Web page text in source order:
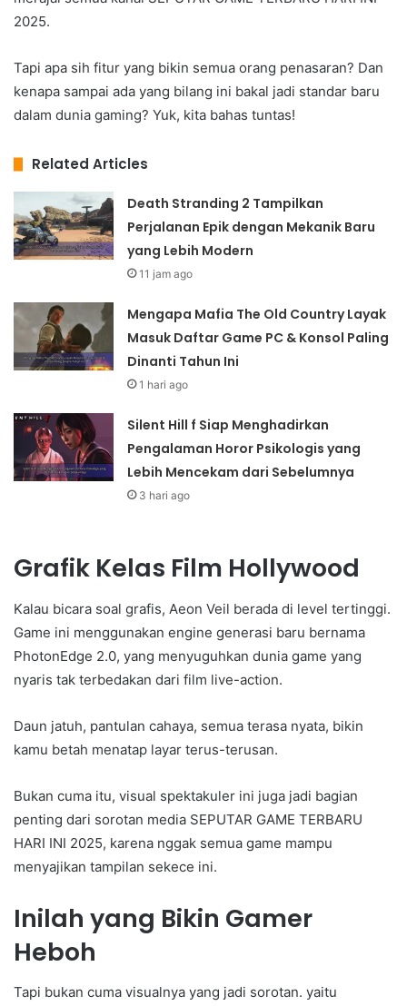
2025.
Tapi apa sih fitur yang bikin semua orang penasaran? Dan
kenapa sampai ada yang bilang ini bakal jadi standar baru
dalam dunia gaming? Yuk, kita bahas tuntas!
Related Articles
Death Stranding 2 Tampilkan
Perjalanan Epik dengan Mekanik Baru
yang Lebih Modern
11 jam ago
Mengapa Mafia The Old Country Layak
Masuk Daftar Game PC & Konsol Paling
Dinanti Tahun Ini
1 hari ago
Silent Hill f Siap Menghadirkan
Pengalaman Horor Psikologis yang
Lebih Mencekam dari Sebelumnya
3 hari ago
Grafik Kelas Film Hollywood
Kalau bicara soal grafis, Aeon Veil berada di level tertinggi.
Game ini menggunakan engine generasi baru bernama
PhotonEdge 2.0, yang menyuguhkan dunia game yang
nyaris tak terbedakan dari film live-action.
Daun jatuh, pantulan cahaya, semua terasa nyata, bikin
kamu betah menatap layar terus-terusan.
Bukan cuma itu, visual spektakuler ini juga jadi bagian
penting dari sorotan media SEPUTAR GAME TERBARU
HARI INI 2025, karena nggak semua game mampu
menyajikan tampilan sekece ini.
Inilah yang Bikin Gamer
Heboh
Tapi bukan cuma visualnya yang jadi sorotan. yaitu